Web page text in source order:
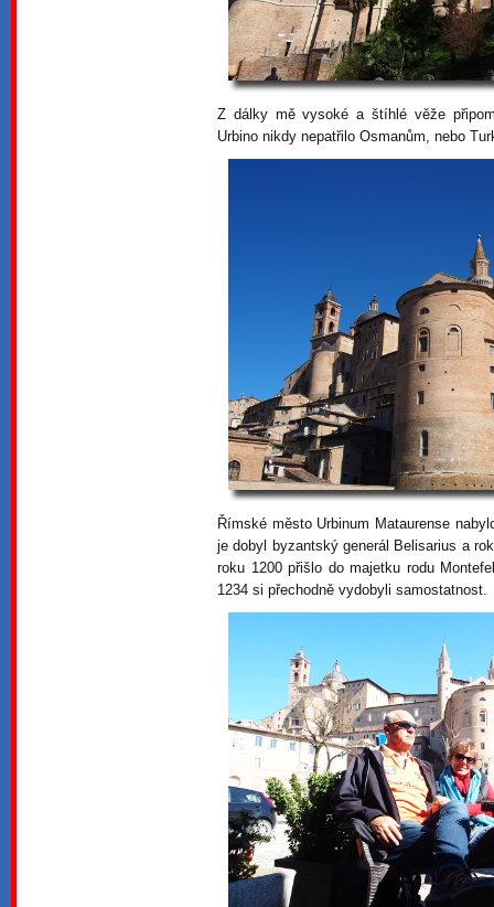
Z dálky mě vysoké a štíhlé věže
Urbino nikdy nepatřilo Osmanům, nebo
Římské město Urbinum Mataurense
je dobyl byzantský generál Belisarius a
roku 1200 přišlo do majetku rodu
1234 si přechodně vydobyli samostatnost.